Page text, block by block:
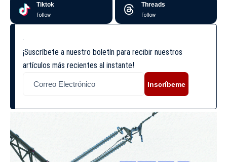
Tiktok
Follow
Threads
Follow
¡Suscríbete a nuestro boletín para recibir nuestros
artículos más recientes al instante!
Inscríbeme